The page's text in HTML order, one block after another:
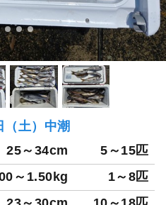
土）中潮
25～34cm 5～15匹
～1.50kg 1～8匹